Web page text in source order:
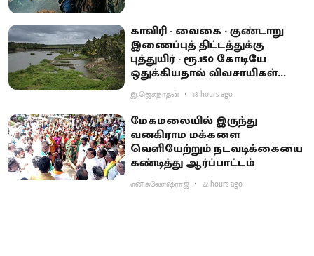
காவிரி - வைகை - குண்டாறு
இணைப்புத் திட்டத்துக்கு
புத்துயிர் - ரூ.150 கோடியே
ஒதுக்கியதால் விவசாயிகள்
ஏமாற்றம்
இ.ஜெகநாதன் 18 hours ago
மேகமலையில் இருந்து
வனகிராம மக்களை
வெளியேற்றும் நடவடிக்கையை
கண்டித்து ஆர்ப்பாட்டம்
என்.கணேஷ்ராஜ் 22 hours ago